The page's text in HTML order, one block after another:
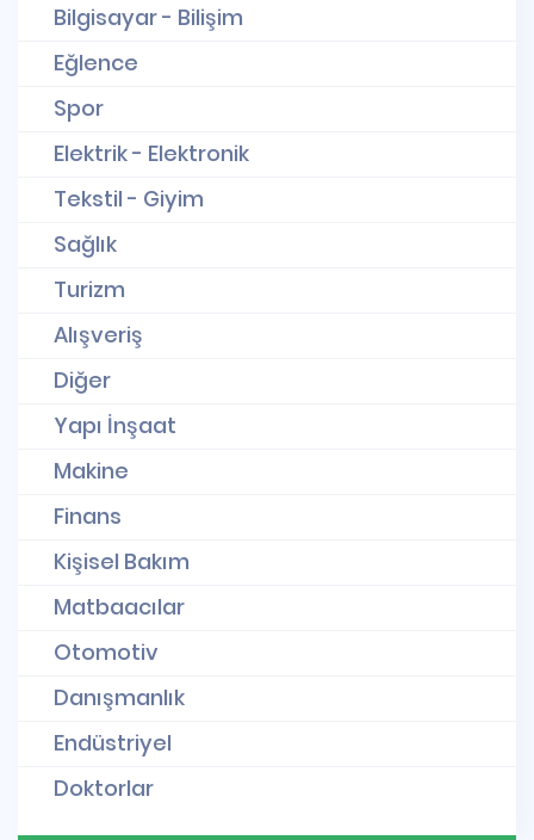
Bilgisayar - Bilişim
Eğlence
Spor
Elektrik - Elektronik
Tekstil - Giyim
Sağlık
Turizm
Alışveriş
Diğer
Yapı İnşaat
Makine
Finans
Kişisel Bakım
Matbaacılar
Otomotiv
Danışmanlık
Endüstriyel
Doktorlar